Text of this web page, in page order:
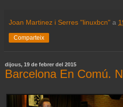
Joan Martinez i Serres "linuxbcn" a
Comparteix
dijous, 19 de febrer del 2015
Barcelona En Comú.